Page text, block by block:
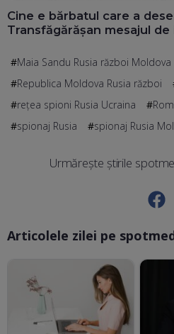
Cine e bărbatul care a
Transfăgărășan mesajul
Maia Sandu Rusia război Moldova
Republica Moldova Rusia război
reţea spioni Rusia Ucraina
spionaj Rusia
spionaj Rusia
Urmărește știrile
Articolele zilei pe